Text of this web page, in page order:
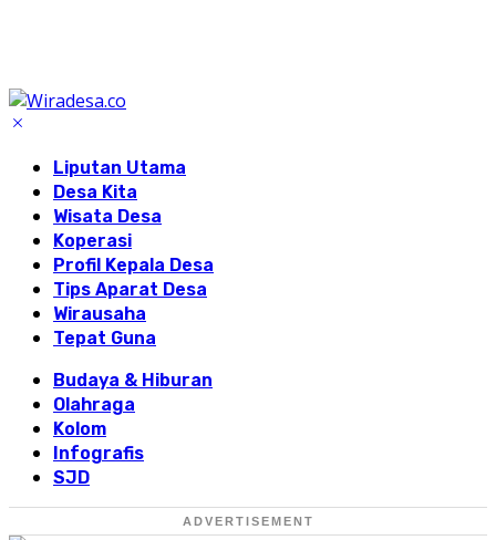
Liputan Utama
Desa Kita
Wisata Desa
Koperasi
Profil Kepala Desa
Tips Aparat Desa
Wirausaha
Tepat Guna
Budaya & Hiburan
Olahraga
Kolom
Infografis
SJD
ADVERTISEMENT